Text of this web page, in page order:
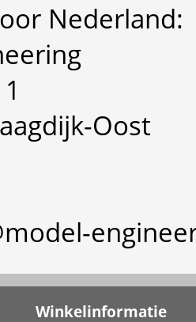
Nederland:
Oost
Winkelinformatie